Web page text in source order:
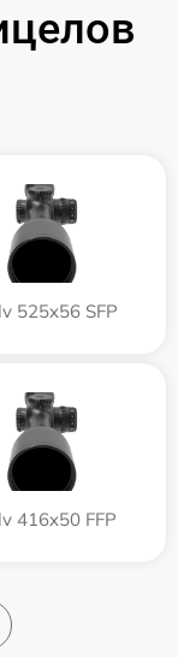
525x56 SFP
416x50 FFP